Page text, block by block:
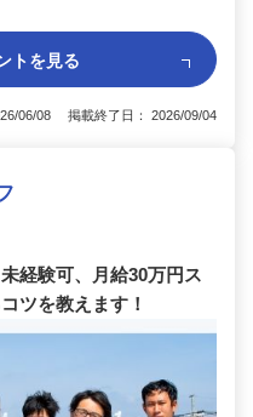
トを見る
06/08 掲載終了日： 2026/09/04
経験可、月給30万円ス
ツを教えます！